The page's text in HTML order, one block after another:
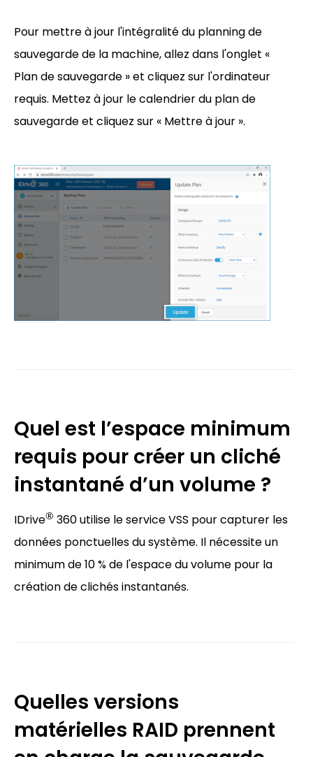
Pour mettre à jour l'intégralité du planning de
sauvegarde de la machine, allez dans l'onglet «
Plan de sauvegarde » et cliquez sur l'ordinateur
requis. Mettez à jour le calendrier du plan de
sauvegarde et cliquez sur « Mettre à jour ».
Quel est l’espace minimum
requis pour créer un cliché
instantané d’un volume ?
IDrive® 360 utilise le service VSS pour capturer les
données ponctuelles du système. Il nécessite un
minimum de 10 % de l'espace du volume pour la
création de clichés instantanés.
Quelles versions
matérielles RAID prennent